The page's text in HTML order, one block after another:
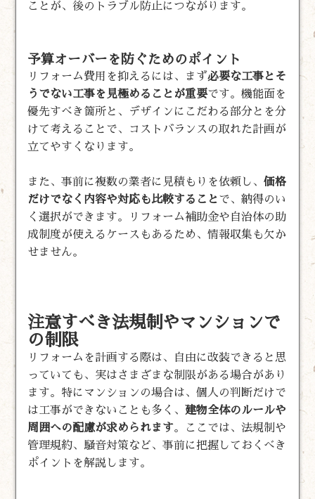
ことが、後のトラブル防止につながります。
予算オーバーを防ぐためのポイント
リフォーム費用を抑えるには、まず必要な工事とそ
うでない工事を見極めることが重要です。機能面を
優先すべき箇所と、デザインにこだわる部分とを分
けて考えることで、コストバランスの取れた計画が
立てやすくなります。
また、事前に複数の業者に見積もりを依頼し、価格
だけでなく内容や対応も比較することで、納得のい
く選択ができます。リフォーム補助金や自治体の助
成制度が使えるケースもあるため、情報収集も欠か
せません。
注意すべき法規制やマンションで
の制限
リフォームを計画する際は、自由に改装できると思
っていても、実はさまざまな制限がある場合があり
ます。特にマンションの場合は、個人の判断だけで
は工事ができないことも多く、 建物全体のルールや
周囲への配慮が求められます。ここでは、法規制や
管理規約、騒音対策など、事前に把握しておくべき
ポイントを解説します。